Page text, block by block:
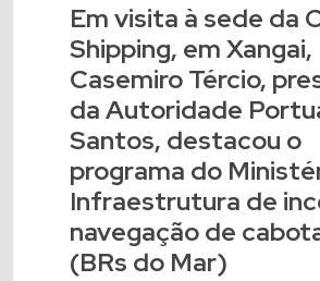
Em visita à sede da
Shipping, em Xangai,
Casemiro Tércio,
da Autoridade
Santos, destacou o
programa do
Infraestrutura de
navegação de
(BRs do Mar)